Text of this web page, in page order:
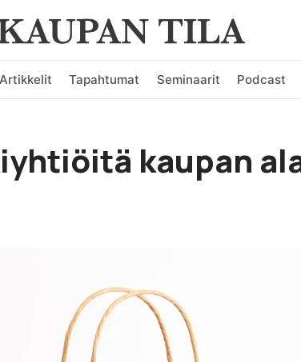
Artikkelit Tapahtumat Seminaarit Podcast
kaupan